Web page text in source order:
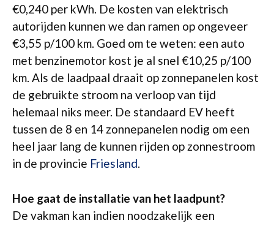
€0,240 per kWh. De kosten van elektrisch
autorijden kunnen we dan ramen op ongeveer
€3,55 p/100 km. Goed om te weten: een auto
met benzinemotor kost je al snel €10,25 p/100
km. Als de laadpaal draait op zonnepanelen kost
de gebruikte stroom na verloop van tijd
helemaal niks meer. De standaard EV heeft
tussen de 8 en 14 zonnepanelen nodig om een
heel jaar lang de kunnen rijden op zonnestroom
in de provincie Friesland.
Hoe gaat de installatie van het laadpunt?
De vakman kan indien noodzakelijk een